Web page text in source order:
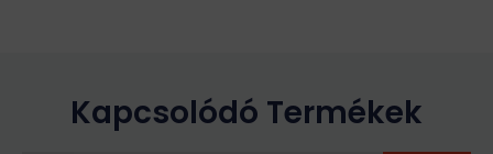
Kapcsolódó Termékek